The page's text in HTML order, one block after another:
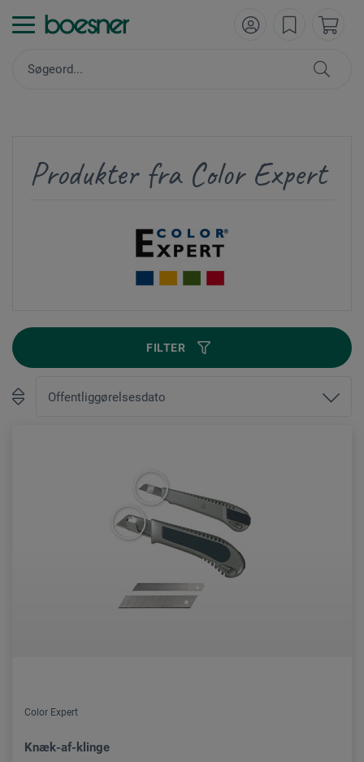
Produkter fra Color Expert
FILTER
Color Expert
Knæk-af-klinge